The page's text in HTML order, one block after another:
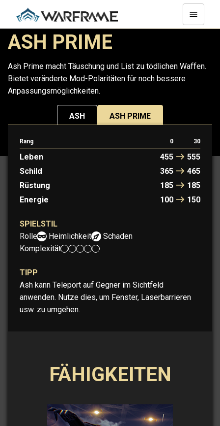
ASH PRIME
Ash Prime macht Täuschung und List zu tödlichen Waffen.
Bietet veränderte Mod-Polaritäten für noch bessere
Anpassungsmöglichkeiten.
ASH ASH PRIME
Rang 0 30
Leben 455
555
Schild
365
465
Rüstung
185
185
Energie
100 150
SPIELSTIL
Rolle:
Heimlichkeit
Schaden
Komplexität:
TIPP
Ash kann Teleport auf Gegner im Sichtfeld
anwenden. Nutze dies, um Fenster, Laserbarrieren
usw. zu umgehen.
FÄHIGKEITEN